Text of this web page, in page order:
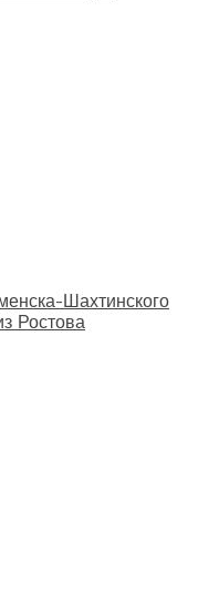
Шахтинского
Ростова